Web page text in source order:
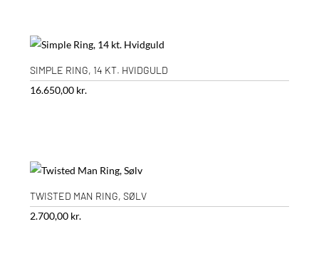
SIMPLE RING, 14 KT. HVIDGULD
16.650,00 kr.
TWISTED MAN RING, SØLV
2.700,00 kr.